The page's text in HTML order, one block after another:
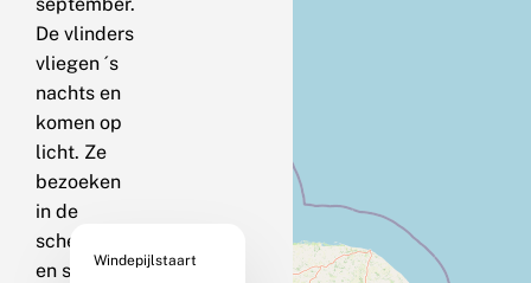
De vlinders
vliegen ´s
nachts en
komen op
licht. Ze
bezoeken
in de
schemering
en soms bijWindepijlstaart